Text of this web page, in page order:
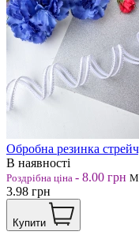
Обробна резинка
В наявності
Роздрібна ціна - 8.00 грн
3.98 грн
Купити